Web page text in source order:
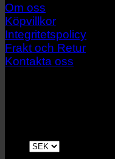
Om oss
Köpvillkor
Integritetspolicy
Frakt och Retur
Kontakta oss